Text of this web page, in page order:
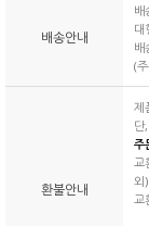
배송안내
배
대
배
(
환불안내
제
단
주
교
외
교